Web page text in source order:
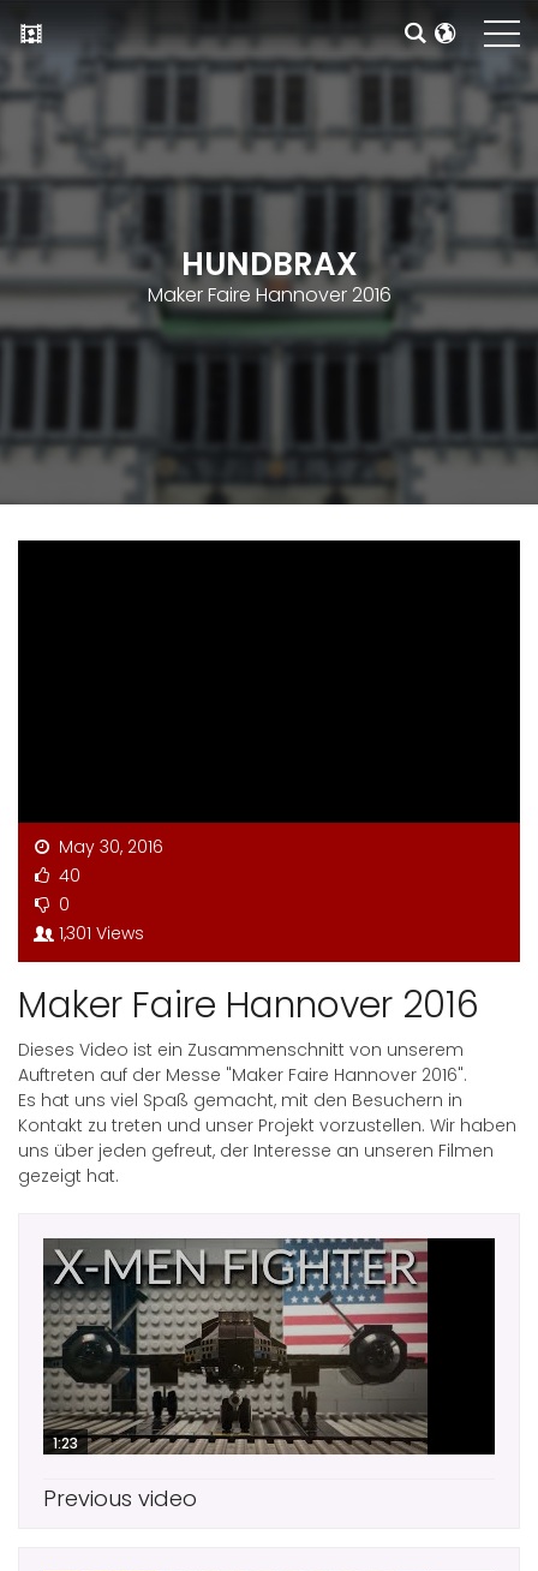
HUNDBRAX
Maker Faire Hannover 2016
May 30, 2016
40
0
1,301 Views
Maker Faire Hannover 2016
Dieses Video ist ein Zusammenschnitt von unserem
Auftreten auf der Messe "Maker Faire Hannover 2016".
Es hat uns viel Spaß gemacht, mit den Besuchern in
Kontakt zu treten und unser Projekt vorzustellen. Wir haben
uns über jeden gefreut, der Interesse an unseren Filmen
gezeigt hat.
1:23
Previous video